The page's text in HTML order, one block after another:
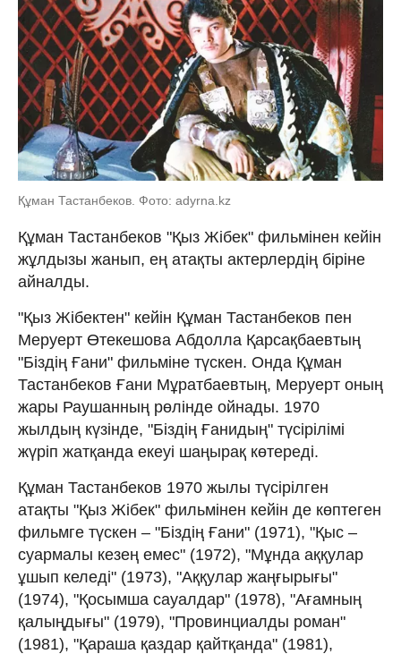
Құман Тастанбеков. Фото: adyrna.kz
Құман Тастанбеков "Қыз Жібек" фильмінен кейін
жұлдызы жанып, ең атақты актерлердің біріне
айналды.
"Қыз Жібектен" кейін Құман Тастанбеков пен
Меруерт Өтекешова Абдолла Қарсақбаевтың
"Біздің Ғани" фильміне түскен. Онда Құман
Тастанбеков Ғани Мұратбаевтың, Меруерт оның
жары Раушанның рөлінде ойнады. 1970
жылдың күзінде, "Біздің Ғанидың" түсірілімі
жүріп жатқанда екеуі шаңырақ көтереді.
Құман Тастанбеков 1970 жылы түсірілген
атақты "Қыз Жібек" фильмінен кейін де көптеген
фильмге түскен – "Біздің Ғани" (1971), "Қыс –
суармалы кезең емес" (1972), "Мұнда аққулар
ұшып келеді" (1973), "Аққулар жаңғырығы"
(1974), "Қосымша сауалдар" (1978), "Ағамның
қалыңдығы" (1979), "Провинциалды роман"
(1981), "Қараша қаздар қайтқанда" (1981),